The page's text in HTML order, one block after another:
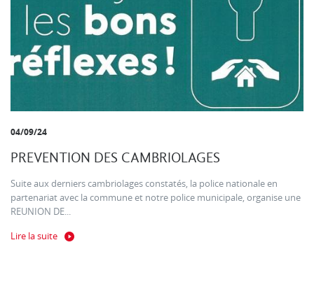
04/09/24
PREVENTION DES CAMBRIOLAGES
Suite aux derniers cambriolages constatés, la police nationale en
partenariat avec la commune et notre police municipale, organise une
REUNION DE...
Lire la suite